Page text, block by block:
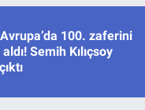
100. zaferini
Semih Kılıçsoy